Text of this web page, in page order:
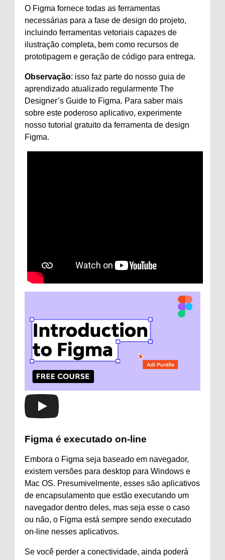
O Figma fornece todas as ferramentas
necessárias para a fase de design do projeto,
incluindo ferramentas vetoriais capazes de
ilustração completa, bem como recursos de
prototipagem e geração de código para entrega.
Observação: isso faz parte do nosso guia de
aprendizado atualizado regularmente The
Designer’s Guide to Figma. Para saber mais
sobre este poderoso aplicativo, experimente
nosso tutorial gratuito da ferramenta de design
Figma.
Figma é executado on-line
Embora o Figma seja baseado em navegador,
existem versões para desktop para Windows e
Mac OS. Presumivelmente, esses são aplicativos
de encapsulamento que estão executando um
navegador dentro deles, mas seja esse o caso
ou não, o Figma está sempre sendo executado
on-line nesses aplicativos.
Se você perder a conectividade, ainda poderá